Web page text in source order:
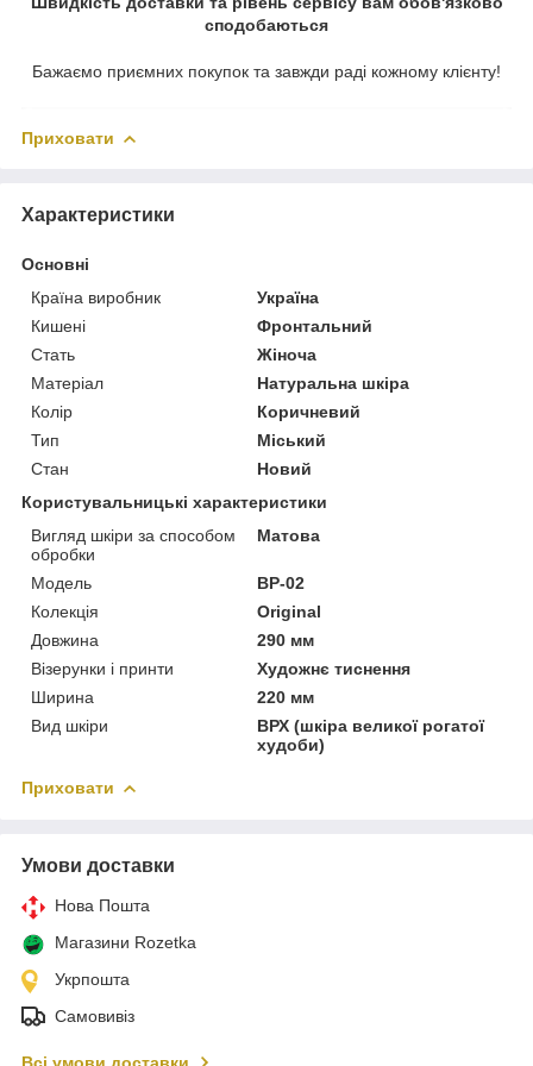
сподобаються
Бажаємо приємних покупок та завжди раді кожному клієнту!
Приховати
Характеристики
Основні
Країна виробник
Україна
Кишені
Фронтальний
Стать
Жіноча
Матеріал
Натуральна шкіра
Колір
Коричневий
Тип
Міський
Стан
Новий
Користувальницькі характеристики
Вигляд шкіри за способом
обробки
Матова
Модель
BP-02
Колекція
Original
Довжина
290 мм
Візерунки і принти
Художнє тиснення
Ширина
220 мм
Вид шкіри
ВРХ (шкіра великої рогатої
худоби)
Приховати
Умови доставки
Нова Пошта
Магазини Rozetka
Укрпошта
Самовивіз
Всі умови доставки